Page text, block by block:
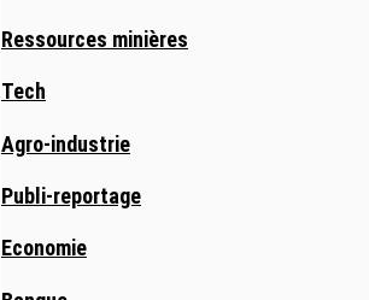
Ressources minières
Tech
Agro-industrie
Publi-reportage
Economie